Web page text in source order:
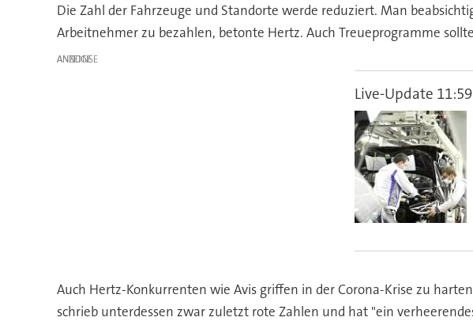
Die Zahl der Fahrzeuge und Standorte werde reduziert. Man
Arbeitnehmer zu bezahlen, betonte Hertz. Auch Treueprogramme
ANZEIGE
Live-Update
Auch Hertz-Konkurrenten wie Avis griffen in der Corona-Krise zu
schrieb unterdessen zwar zuletzt rote Zahlen und hat "ein